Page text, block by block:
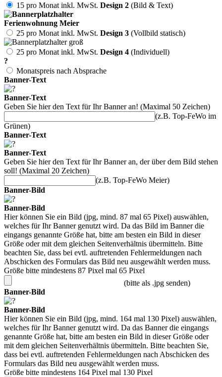
15 pro Monat inkl. MwSt. Design 2 (Bild & Text)
Ferienwohnung Meier
25 pro Monat inkl. MwSt. Design 3 (Vollbild statisch)
25 pro Monat inkl. MwSt. Design 4 (Individuell)
?
Monatspreis nach Absprache
Banner-Text
Banner-Text
Geben Sie hier den Text für Ihr Banner an! (Maximal 50 Zeichen)
(z.B. Top-FeWo im
Grünen)
Banner-Text
Banner-Text
Geben Sie hier den Text für Ihr Banner an, der über dem Bild stehen
soll! (Maximal 20 Zeichen)
(z.B. Top-FeWo Meier)
Banner-Bild
Banner-Bild
Hier können Sie ein Bild (jpg, mind. 87 mal 65 Pixel) auswählen,
welches für Ihr Banner genutzt wird. Da das Bild im Banner die
eingangs genannte Größe hat, bitte am besten ein Bild in dieser
Größe oder mit dem gleichen Seitenverhältnis übermitteln. Bitte
beachten Sie, dass bei evtl. auftretenden Fehlermeldungen nach
Abschicken des Formulars das Bild neu ausgewählt werden muss.
Größe bitte mindestens 87 Pixel mal 65 Pixel
(bitte als .jpg senden)
Banner-Bild
Banner-Bild
Hier können Sie ein Bild (jpg, mind. 164 mal 130 Pixel) auswählen,
welches für Ihr Banner genutzt wird. Da das Banner die eingangs
genannte Größe hat, bitte am besten ein Bild in dieser Größe oder
mit dem gleichen Seitenverhältnis übermitteln. Bitte beachten Sie,
dass bei evtl. auftretenden Fehlermeldungen nach Abschicken des
Formulars das Bild neu ausgewählt werden muss.
Größe bitte mindestens 164 Pixel mal 130 Pixel